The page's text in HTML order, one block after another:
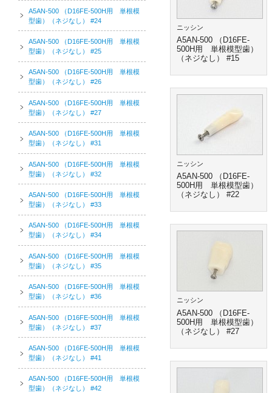
A5AN-500 （D16FE-500H用 単根模
型歯）（ネジなし） #24
A5AN-500 （D16FE-500H用 単根模
型歯）（ネジなし） #25
A5AN-500 （D16FE-500H用 単根模
型歯）（ネジなし） #26
A5AN-500 （D16FE-500H用 単根模
型歯）（ネジなし） #27
A5AN-500 （D16FE-500H用 単根模
型歯）（ネジなし） #31
A5AN-500 （D16FE-500H用 単根模
型歯）（ネジなし） #32
A5AN-500 （D16FE-500H用 単根模
型歯）（ネジなし） #33
A5AN-500 （D16FE-500H用 単根模
型歯）（ネジなし） #34
A5AN-500 （D16FE-500H用 単根模
型歯）（ネジなし） #35
A5AN-500 （D16FE-500H用 単根模
型歯）（ネジなし） #36
A5AN-500 （D16FE-500H用 単根模
型歯）（ネジなし） #37
A5AN-500 （D16FE-500H用 単根模
型歯）（ネジなし） #41
A5AN-500 （D16FE-500H用 単根模
型歯）（ネジなし） #42
ニッシン
A5AN-500 （D16FE-
500H用 単根模型歯）
（ネジなし） #15
ニッシン
A5AN-500 （D16FE-
500H用 単根模型歯）
（ネジなし） #22
ニッシン
A5AN-500 （D16FE-
500H用 単根模型歯）
（ネジなし） #27